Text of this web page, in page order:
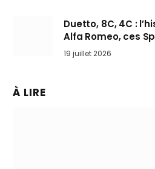
Duetto, 8C, 4C :
Alfa Romeo, ces
l’art de rouler
19 juillet 2026
À LIRE